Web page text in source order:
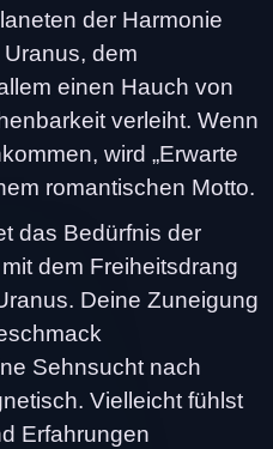
der Harmonie
dem
einen Hauch von
verleiht. Wenn
wird „Erwarte
romantischen Motto.
das Bedürfnis der
dem Freiheitsdrang
Deine Zuneigung
Sehnsucht nach
Vielleicht fühlst
Erfahrungen